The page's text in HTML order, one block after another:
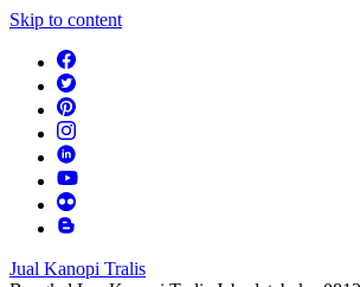
Skip to content
Jual Kanopi Tralis